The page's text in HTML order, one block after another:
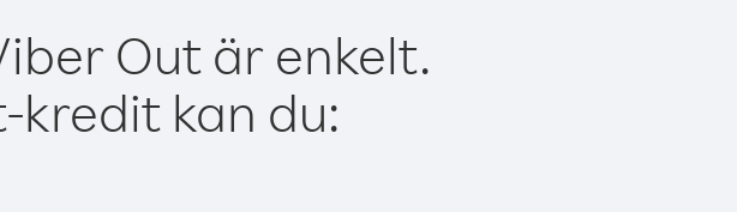
Out är enkelt.
kredit kan du: